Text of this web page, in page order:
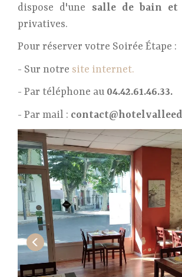
dispose d'une salle de bain
privatives.
Pour réserver votre Soirée Étape :
- Sur notre site internet.
- Par téléphone au 04.42.61.46.33.
- Par mail :